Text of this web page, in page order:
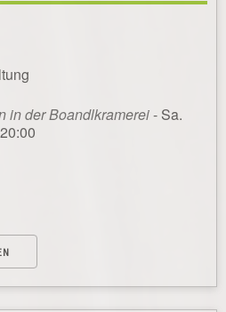
in der Boandlkramerei- Sa.